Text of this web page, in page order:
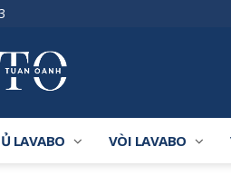
LAVABO VÒI LAVABO